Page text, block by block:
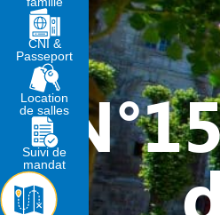
CNI &
Passeport
Location
de salles
Suivi de
mandat